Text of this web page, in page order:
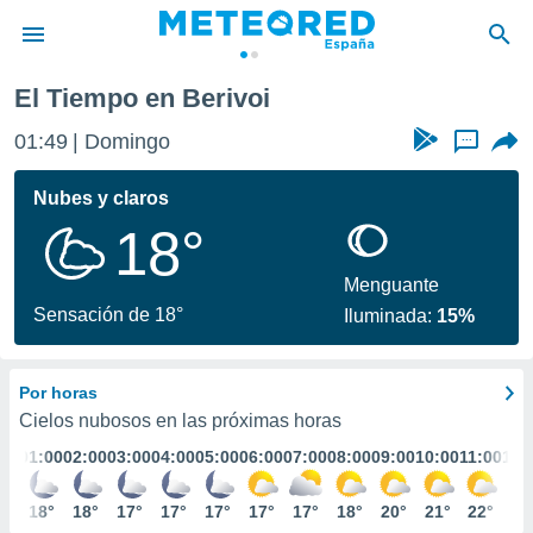
de
por
se
calidad.
a este
las
y
forma
digital
basada
El Tiempo en Berivoi
01:49 Domingo ...
Nubes y claros
18°
Sensación de 18°
Menguante
Iluminada: 15%
Por horas
Cielos nubosos en las próximas horas
01:00
18°
02:00
18°
03:00
17°
04:00
17°
05:00
17°
06:00
17°
07:00
17°
08:00
18°
09:00
20°
10:00
21°
11:00
22°